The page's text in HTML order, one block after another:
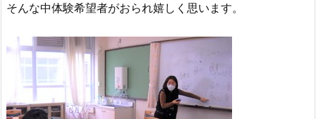
そんな中体験希望者がおられ嬉しく思います。